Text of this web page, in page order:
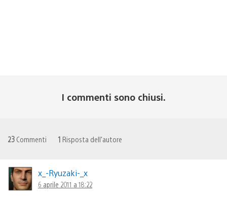
I commenti sono chiusi.
23 Commenti 1 Risposta dell'autore
x_-Ryuzaki-_x
6 aprile 2011 a 18:22